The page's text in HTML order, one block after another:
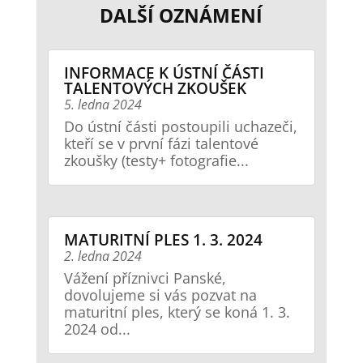
DALŠÍ OZNÁMENÍ
INFORMACE K ÚSTNÍ ČÁSTI
TALENTOVÝCH ZKOUŠEK
5. ledna 2024
Do ústní části postoupili uchazeči,
kteří se v první fázi talentové
zkoušky (testy+ fotografie...
MATURITNÍ PLES 1. 3. 2024
2. ledna 2024
Vážení příznivci Panské,
dovolujeme si vás pozvat na
maturitní ples, který se koná 1. 3.
2024 od...